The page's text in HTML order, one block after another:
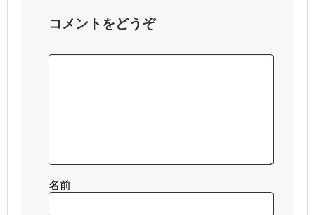
コメントをどうぞ
名前